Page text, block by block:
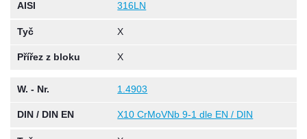
AISI 316LN
Tyč X
Přířez z bloku X
W. - Nr. 1.4903
DIN / DIN EN X10 CrMoVNb 9-1 dle EN / DIN